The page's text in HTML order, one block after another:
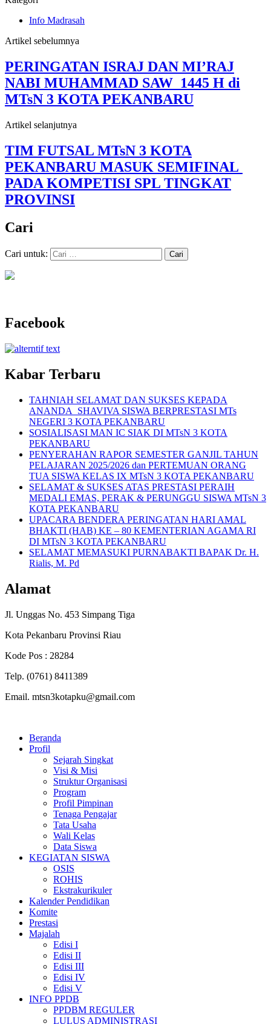
Info Madrasah
Artikel sebelumnya
PERINGATAN ISRAJ DAN MI’RAJ
NABI MUHAMMAD SAW 1445 H di
MTsN 3 KOTA PEKANBARU
Artikel selanjutnya
TIM FUTSAL MTsN 3 KOTA
PEKANBARU MASUK SEMIFINAL
PADA KOMPETISI SPL TINGKAT
PROVINSI
Cari
Cari untuk:
Facebook
Kabar Terbaru
TAHNIAH SELAMAT DAN SUKSES KEPADA
ANANDA SHAVIVA SISWA BERPRESTASI MTs
NEGERI 3 KOTA PEKANBARU
SOSIALISASI MAN IC SIAK DI MTsN 3 KOTA
PEKANBARU
PENYERAHAN RAPOR SEMESTER GANJIL TAHUN
PELAJARAN 2025/2026 dan PERTEMUAN ORANG
TUA SISWA KELAS IX MTsN 3 KOTA PEKANBARU
SELAMAT & SUKSES ATAS PRESTASI PERAIH
MEDALI EMAS, PERAK & PERUNGGU SISWA MTsN 3
KOTA PEKANBARU
UPACARA BENDERA PERINGATAN HARI AMAL
BHAKTI (HAB) KE – 80 KEMENTERIAN AGAMA RI
DI MTsN 3 KOTA PEKANBARU
SELAMAT MEMASUKI PURNABAKTI BAPAK Dr. H.
Rialis, M. Pd
Alamat
Jl. Unggas No. 453 Simpang Tiga
Kota Pekanbaru Provinsi Riau
Kode Pos : 28284
Telp. (0761) 8411389
Email. mtsn3kotapku@gmail.com
Beranda
Profil
Sejarah Singkat
Visi & Misi
Struktur Organisasi
Program
Profil Pimpinan
Tenaga Pengajar
Tata Usaha
Wali Kelas
Data Siswa
KEGIATAN SISWA
OSIS
ROHIS
Ekstrakurikuler
Kalender Pendidikan
Komite
Prestasi
Majalah
Edisi I
Edisi II
Edisi III
Edisi IV
Edisi V
INFO PPDB
PPDBM REGULER
LULUS ADMINISTRASI